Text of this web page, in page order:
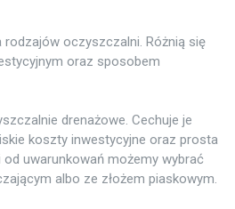
oczyszczalni. Różnią się
oraz sposobem
drenażowe. Cechuje je
koszty inwestycyjne oraz prosta
uwarunkowań możemy wybrać
albo ze złożem piaskowym.